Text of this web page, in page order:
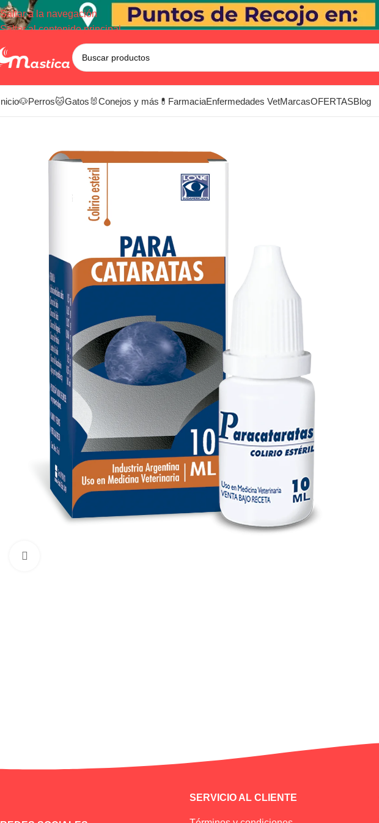
Saltar a la navegación
Saltar al contenido principal
🐶Perros🐱Gatos🐰Conejos y más 💊FarmaciaEnfermedades VetMarcasOFERTASBlog
SERVICIO AL CLIENTE